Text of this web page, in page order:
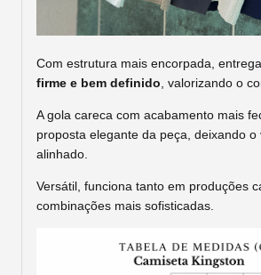
Com estrutura mais encorpada,
firme e bem definido , valorizando o
A gola careca com acabamento mais
proposta elegante da peça, deixando o
alinhado.
Versátil, funciona tanto em produções
combinações mais sofisticadas.